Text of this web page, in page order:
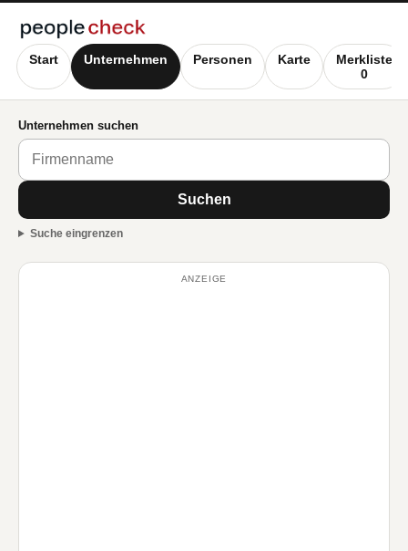
Start Unternehmen Personen Karte
Merkliste
0
Unternehmen suchen
Suchen
Suche eingrenzen
ANZEIGE